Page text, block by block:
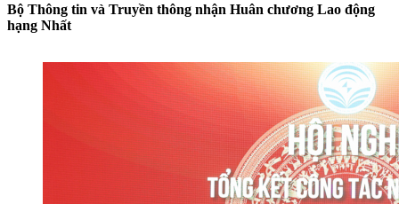
Bộ Thông tin và Truyền thông nhận Huân chương Lao động
hạng Nhất